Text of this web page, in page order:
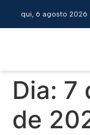
qui, 6 agosto 2026
Dia: 7
de